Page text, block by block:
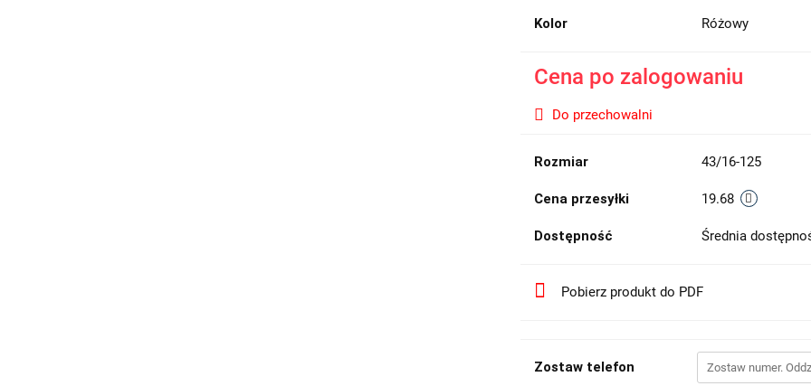
Kolor Różowy
Cena po zalogowaniu
Do przechowalni
Rozmiar 43/16-125
Cena przesyłki 19.68
Dostępność Średnia
Pobierz produkt do PDF
Zostaw telefon